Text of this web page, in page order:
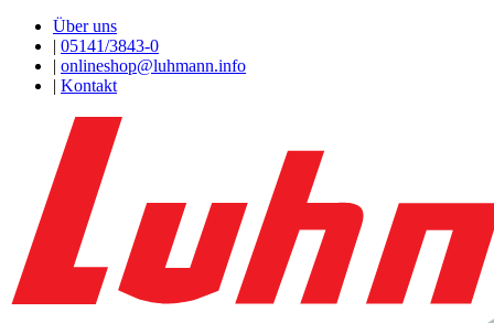
Über uns
| 05141/3843-0
| onlineshop@luhmann.info
| Kontakt